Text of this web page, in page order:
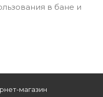
в бане и
магазин